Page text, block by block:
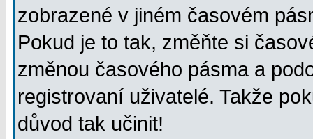
zobrazené v jiném časovém
Pokud je to tak, změňte si
změnou časového pásma a
registrovaní uživatelé. Takže
důvod tak učinit!